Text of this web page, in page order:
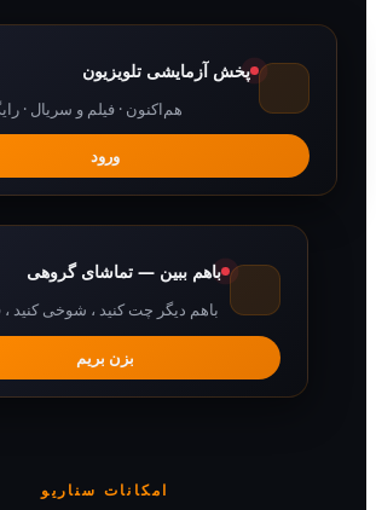
پخش آزمایشی تلویزیون
هم‌اکنون · فیلم و سریال · رایگان
باهم ببین — تماشای گروهی
باهم دیگر چت کنید ، شوخی کنید ، فیلم ببنید
امکانات سناریو